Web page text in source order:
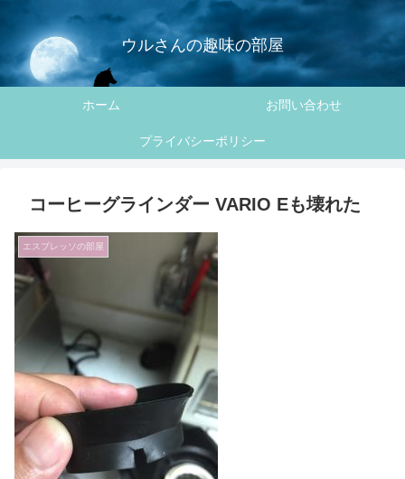
ウルさんの趣味の部屋
ホーム お問い合わせ
プライバシーポリシー
コーヒーグラインダー VARIO Eも壊れた
エスプレッソの部屋